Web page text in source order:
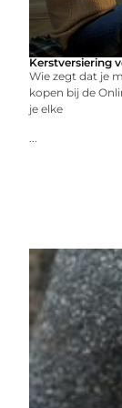
Kerstversiering
Wie zegt dat je
kopen bij de
je elke
...